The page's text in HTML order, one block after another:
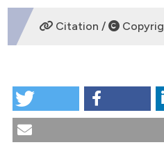
DOWNLOADS
Citation /
La pandemia dell’errore